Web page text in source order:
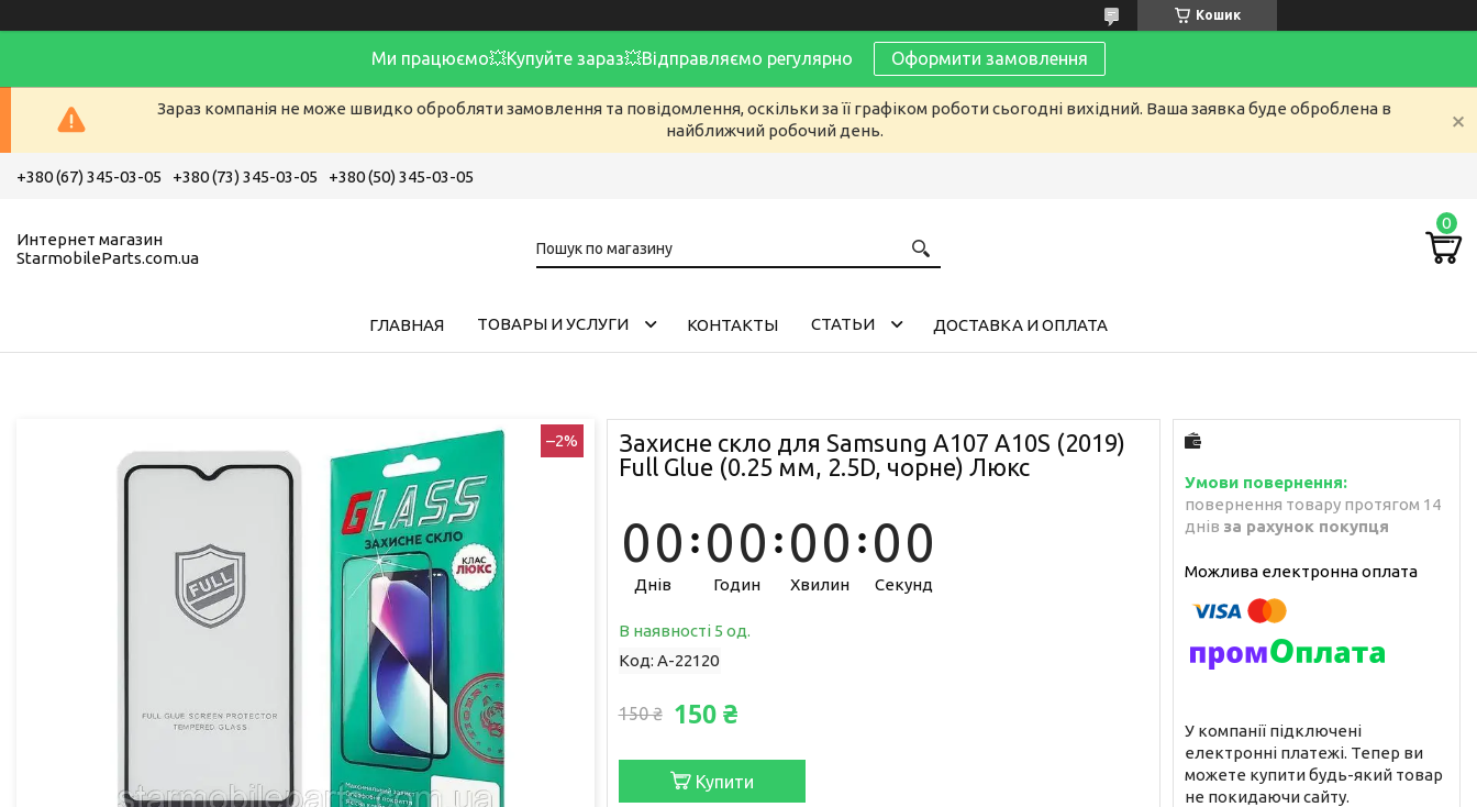
Кошик
Ми працюємо💥Купуйте зараз💥Відправляємо регулярно Оформити замовлення
Зараз компанія не може швидко обробляти замовлення та повідомлення, оскільки за її графіком роботи сьогодні вихідний. Ваша заявка буде оброблена в
найближчий робочий день.
+380 (67) 345-03-05 +380 (73) 345-03-05 +380 (50) 345-03-05
Интернет магазин
StarmobileParts.com.ua
ГЛАВНАЯ ТОВАРЫ И УСЛУГИ КОНТАКТЫ CТАТЬИ ДОСТАВКА И ОПЛАТА
–2%
Захисне скло для Samsung A107 A10S (2019)
Full Glue (0.25 мм, 2.5D, чорне) Люкс
00
Днів
00
Годин
00
Хвилин
00
Секунд
В наявності 5 од.
Код: A-22120
150 ₴ 150 ₴
Купити
повернення товару протягом 14
днів за рахунок покупця
У компанії підключені
електронні платежі. Тепер ви
можете купити будь-який товар
не покидаючи сайту.